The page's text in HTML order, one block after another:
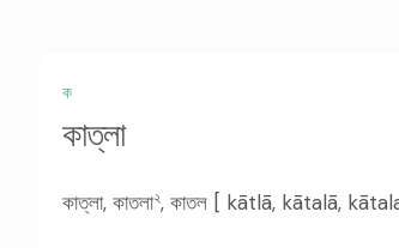
ক
কাত্লা
কাত্লা, কাতলা২, কাতল [ kātlā, kātalā, kātala ]